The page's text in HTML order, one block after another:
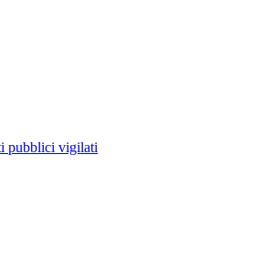
pubblici vigilati